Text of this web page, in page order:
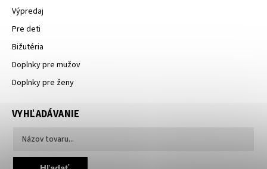
Výpredaj
Pre deti
Bižutéria
Doplnky pre mužov
Doplnky pre ženy
VYHĽADÁVANIE